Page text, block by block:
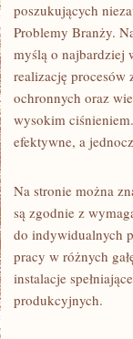
poszukujących
Problemy Branży.
myślą o najbardziej
realizację procesów
ochronnych oraz
wysokim
efektywne, a
Na stronie można
są zgodnie z
do indywidualnych
pracy w różnych
instalacje
produkcyjnych.